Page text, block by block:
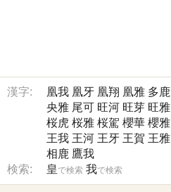
漢字: 凰我 凰牙 凰翔 凰雅 多鹿
央雅 尾可 旺河 旺芽 旺雅
桜虎 桜雅 桜駕 櫻華 櫻雅
王我 王河 王牙 王賀 王雅
相鹿 鷹我
検索:
皇 で検索 我で検索